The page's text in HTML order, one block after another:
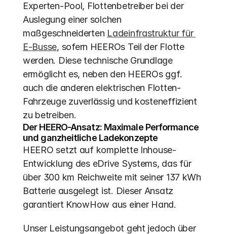
Experten-Pool, Flottenbetreiber bei der
Auslegung einer solchen
maßgeschneiderten Ladeinfrastruktur für
E-Busse, sofern HEEROs Teil der Flotte
werden. Diese technische Grundlage
ermöglicht es, neben den HEEROs ggf.
auch die anderen elektrischen Flotten-
Fahrzeuge zuverlässig und kosteneffizient
zu betreiben.
Der HEERO-Ansatz: Maximale Performance
und ganzheitliche Ladekonzepte
HEERO setzt auf komplette Inhouse-
Entwicklung des eDrive Systems, das für
über 300 km Reichweite mit seiner 137 kWh
Batterie ausgelegt ist. Dieser Ansatz
garantiert KnowHow aus einer Hand.
Unser Leistungsangebot geht jedoch über